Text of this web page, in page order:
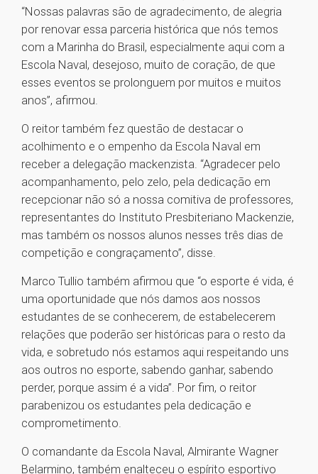
“Nossas palavras são de agradecimento, de alegria
por renovar essa parceria histórica que nós temos
com a Marinha do Brasil, especialmente aqui com a
Escola Naval, desejoso, muito de coração, de que
esses eventos se prolonguem por muitos e muitos
anos”, afirmou.
O reitor também fez questão de destacar o
acolhimento e o empenho da Escola Naval em
receber a delegação mackenzista. “Agradecer pelo
acompanhamento, pelo zelo, pela dedicação em
recepcionar não só a nossa comitiva de professores,
representantes do Instituto Presbiteriano Mackenzie,
mas também os nossos alunos nesses três dias de
competição e congraçamento”, disse.
Marco Tullio também afirmou que “o esporte é vida, é
uma oportunidade que nós damos aos nossos
estudantes de se conhecerem, de estabelecerem
relações que poderão ser históricas para o resto da
vida, e sobretudo nós estamos aqui respeitando uns
aos outros no esporte, sabendo ganhar, sabendo
perder, porque assim é a vida”. Por fim, o reitor
parabenizou os estudantes pela dedicação e
comprometimento.
O comandante da Escola Naval, Almirante Wagner
Belarmino, também enalteceu o espírito esportivo